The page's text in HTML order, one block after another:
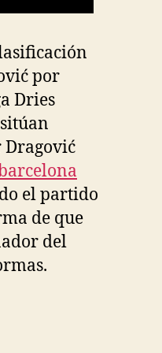
por
Dries
Dragović
el partido
de que
del